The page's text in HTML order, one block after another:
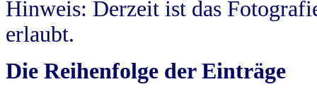
Hinweis: Derzeit ist das
erlaubt.
Die Reihenfolge der Einträge